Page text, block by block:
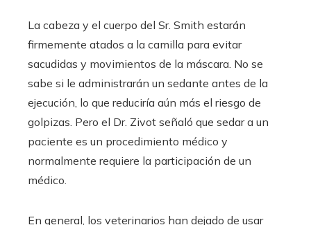
La cabeza y el cuerpo del Sr. Smith estarán
firmemente atados a la camilla para evitar
sacudidas y movimientos de la máscara. No se
sabe si le administrarán un sedante antes de la
ejecución, lo que reduciría aún más el riesgo de
golpizas. Pero el Dr. Zivot señaló que sedar a un
paciente es un procedimiento médico y
normalmente requiere la participación de un
médico.
En general, los veterinarios han dejado de usar